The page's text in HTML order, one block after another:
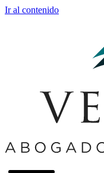
Ir al contenido